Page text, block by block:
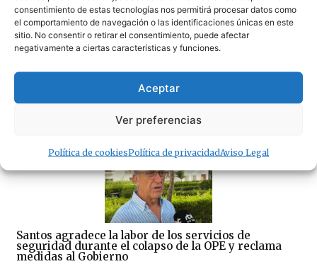
consentimiento de estas tecnologías nos permitirá procesar datos como
el comportamiento de navegación o las identificaciones únicas en este
sitio. No consentir o retirar el consentimiento, puede afectar
negativamente a ciertas características y funciones.
Aceptar
Ver preferencias
Política de cookiesPolítica de privacidadAviso Legal
Se traspasa un amplio local de 180 metros
07/08/2026
Santos agradece la labor de los servicios de
seguridad durante el colapso de la OPE y reclama
medidas al Gobierno